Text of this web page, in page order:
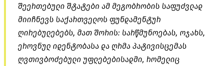
შეერთებული შტატები ამ მეგობრობის საფუძვლად
მიიჩნევს საქართველოს ფუნდამენტურ
ღირებულებებს, მათ შორის: სარწმუნოებას, ოჯახს,
ეროვნულ იდენტობასა და ღრმა პატივისცემას
ღვთივბოძებული უფლებებისადმი, რომელიც